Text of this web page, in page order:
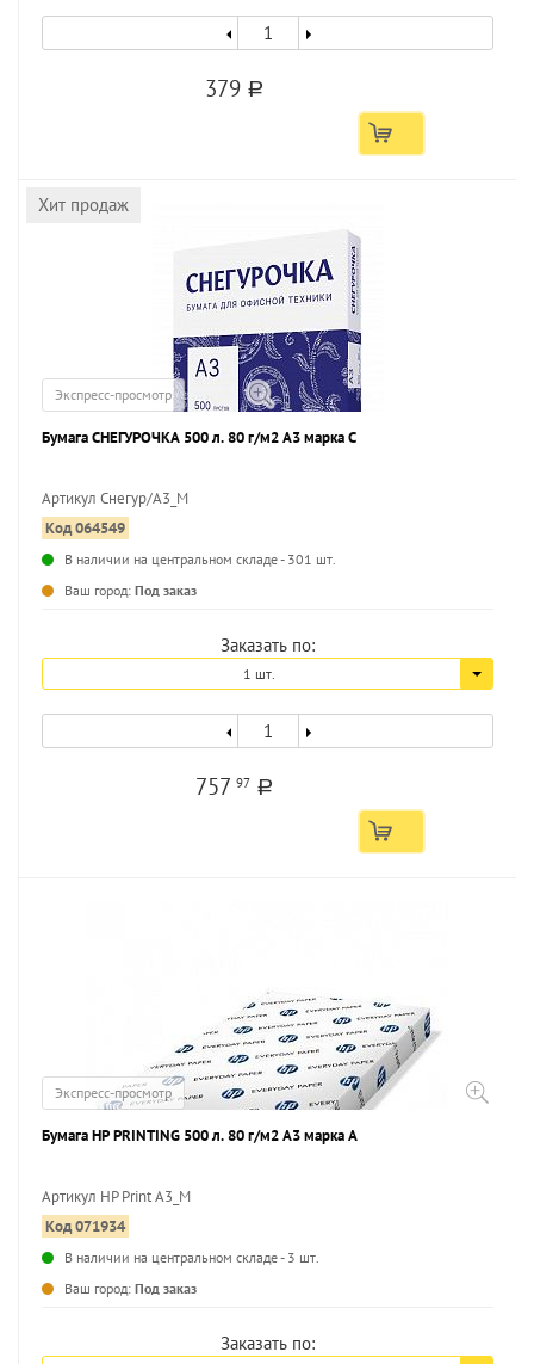
379 a
Хит продаж
Экспресс-просмотр
Бумага СНЕГУРОЧКА 500 л. 80 г/м2 А3 марка С
Артикул Снегур/А3_M
Код 064549
В наличии на центральном складе - 301 шт.
Ваш город: Под заказ
Заказать по:
1 шт.
757 97 a
Экспресс-просмотр
Бумага HP PRINTING 500 л. 80 г/м2 А3 марка А
Артикул HP Print A3_M
Код 071934
В наличии на центральном складе - 3 шт.
Ваш город: Под заказ
Заказать по: